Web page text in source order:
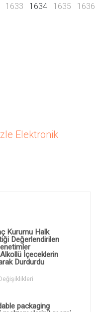
1633 1634(current)
1635 1636
Elektronik
Kurumu Halk
Değerlendirilen
İçeceklerin
Durdurdu
packaging